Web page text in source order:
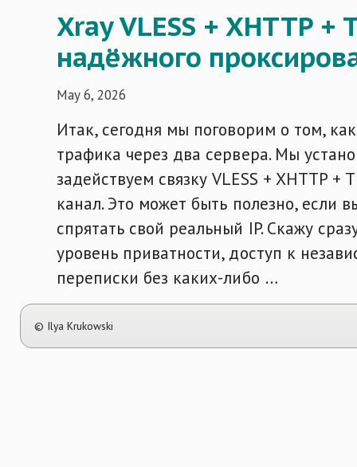
Xray VLESS + XHTTP +
надёжного
May 6, 2026
Итак, сегодня мы поговорим о том,
трафика через два сервера. Мы
задействуем связку VLESS + XHTTP
канал. Это может быть полезно, если
спрятать свой реальный IP. Скажу
уровень приватности, доступ к
переписки без каких-либо …
© Ilya Krukowski